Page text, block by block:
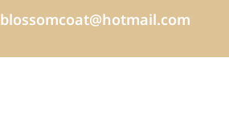
blossomcoat@hotmail.com